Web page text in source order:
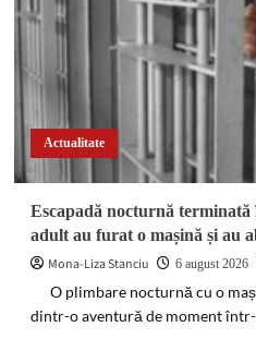
minor
a
în
localitatea
Valea
Actualitate
Escapadă nocturnă
adult au furat o mașină și au
Mona-Liza Stanciu
6 august 2026
O plimbare nocturnă cu o
dintr-o aventură de moment într-